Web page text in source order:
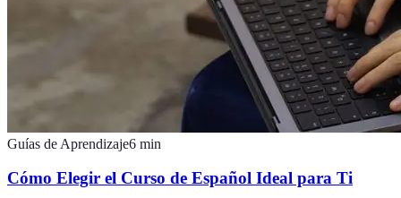
Guías de Aprendizaje6 min
Cómo Elegir el Curso de Español Ideal para Ti